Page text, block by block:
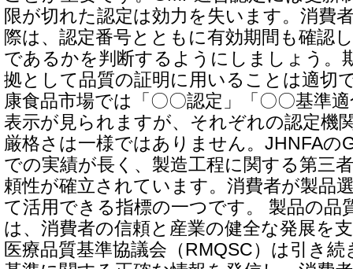
限が切れた認定は効力を失います。消費
際は、認定番号とともに有効期間も確認
であるかを判断するようにしましょう。
拠として品質の証明に用いることは適切
康食品市場では「〇〇認定」「〇〇基準
表示が見られますが、それぞれの認定機
厳格さは一様ではありません。JHNFAの
での実績が長く、製造工程に関する第三
頼性が確立されています。消費者が製品
て活用できる指標の一つです。 製品の品
は、消費者の信頼と産業の健全な発展を
医療品質基準協議会（RMQSC）は引き